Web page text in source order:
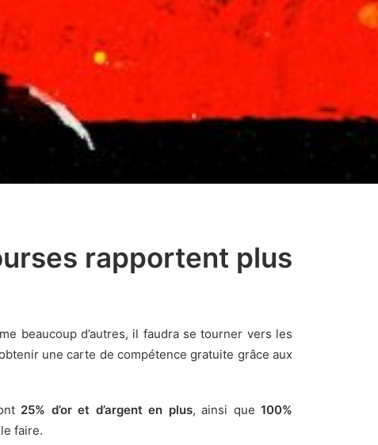
rapportent plus
beaucoup d’autres, il faudra se tourner vers les
une carte de compétence gratuite grâce aux
25% d’or et d’argent en plus, ainsi que100%
faire.